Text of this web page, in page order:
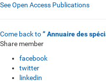
See Open Access Publications
Come back to“ Annuaire des
Share member
facebook
twitter
linkedin